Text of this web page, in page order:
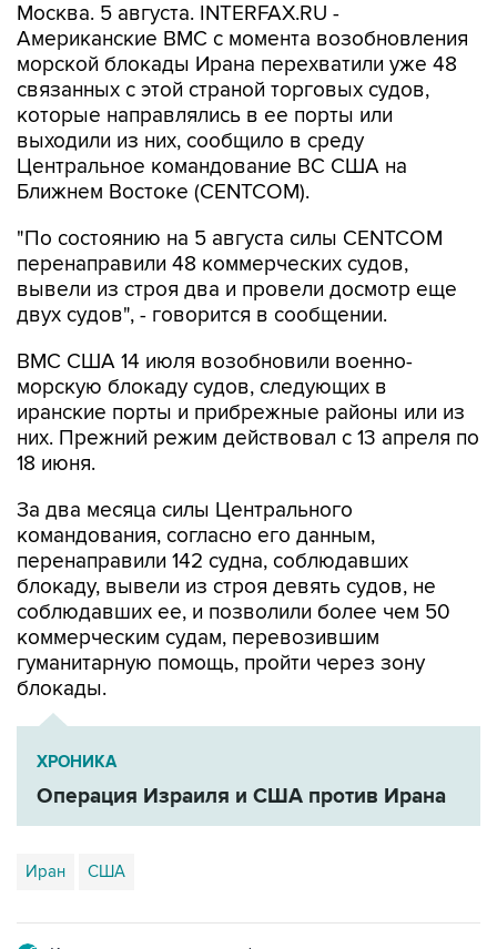
Москва. 5 августа. INTERFAX.RU -
Американские ВМС с момента возобновления
морской блокады Ирана перехватили уже 48
связанных с этой страной торговых судов,
которые направлялись в ее порты или
выходили из них, сообщило в среду
Центральное командование ВС США на
Ближнем Востоке (CENTCOM).
"По состоянию на 5 августа силы CENTCOM
перенаправили 48 коммерческих судов,
вывели из строя два и провели досмотр еще
двух судов", - говорится в сообщении.
ВМС США 14 июля возобновили военно-
морскую блокаду судов, следующих в
иранские порты и прибрежные районы или из
них. Прежний режим действовал с 13 апреля по
18 июня.
За два месяца силы Центрального
командования, согласно его данным,
перенаправили 142 судна, соблюдавших
блокаду, вывели из строя девять судов, не
соблюдавших ее, и позволили более чем 50
коммерческим судам, перевозившим
гуманитарную помощь, пройти через зону
блокады.
ХРОНИКА
Операция Израиля и США против Ирана
Иран США